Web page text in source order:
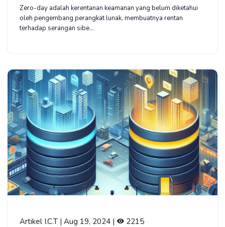
Zero-day adalah kerentanan keamanan yang belum diketahui
oleh pengembang perangkat lunak, membuatnya rentan
terhadap serangan sibe...
Artikel I.C.T | Aug 19, 2024 | 2215